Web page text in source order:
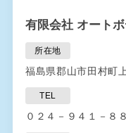
有限会社 オート
所在地
福島県郡山市田村町
TEL
０２４－９４１－８